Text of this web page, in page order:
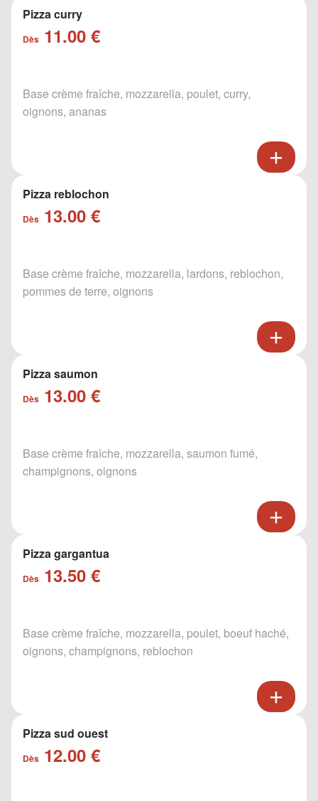
Pizza curry
Dès 11.00 €
Base crème fraîche, mozzarella, poulet, curry,
oignons, ananas
Pizza reblochon
Dès 13.00 €
Base crème fraîche, mozzarella, lardons, reblochon,
pommes de terre, oignons
Pizza saumon
Dès 13.00 €
Base crème fraîche, mozzarella, saumon fumé,
champignons, oignons
Pizza gargantua
Dès 13.50 €
Base crème fraîche, mozzarella, poulet, boeuf haché,
oignons, champignons, reblochon
Pizza sud ouest
Dès 12.00 €